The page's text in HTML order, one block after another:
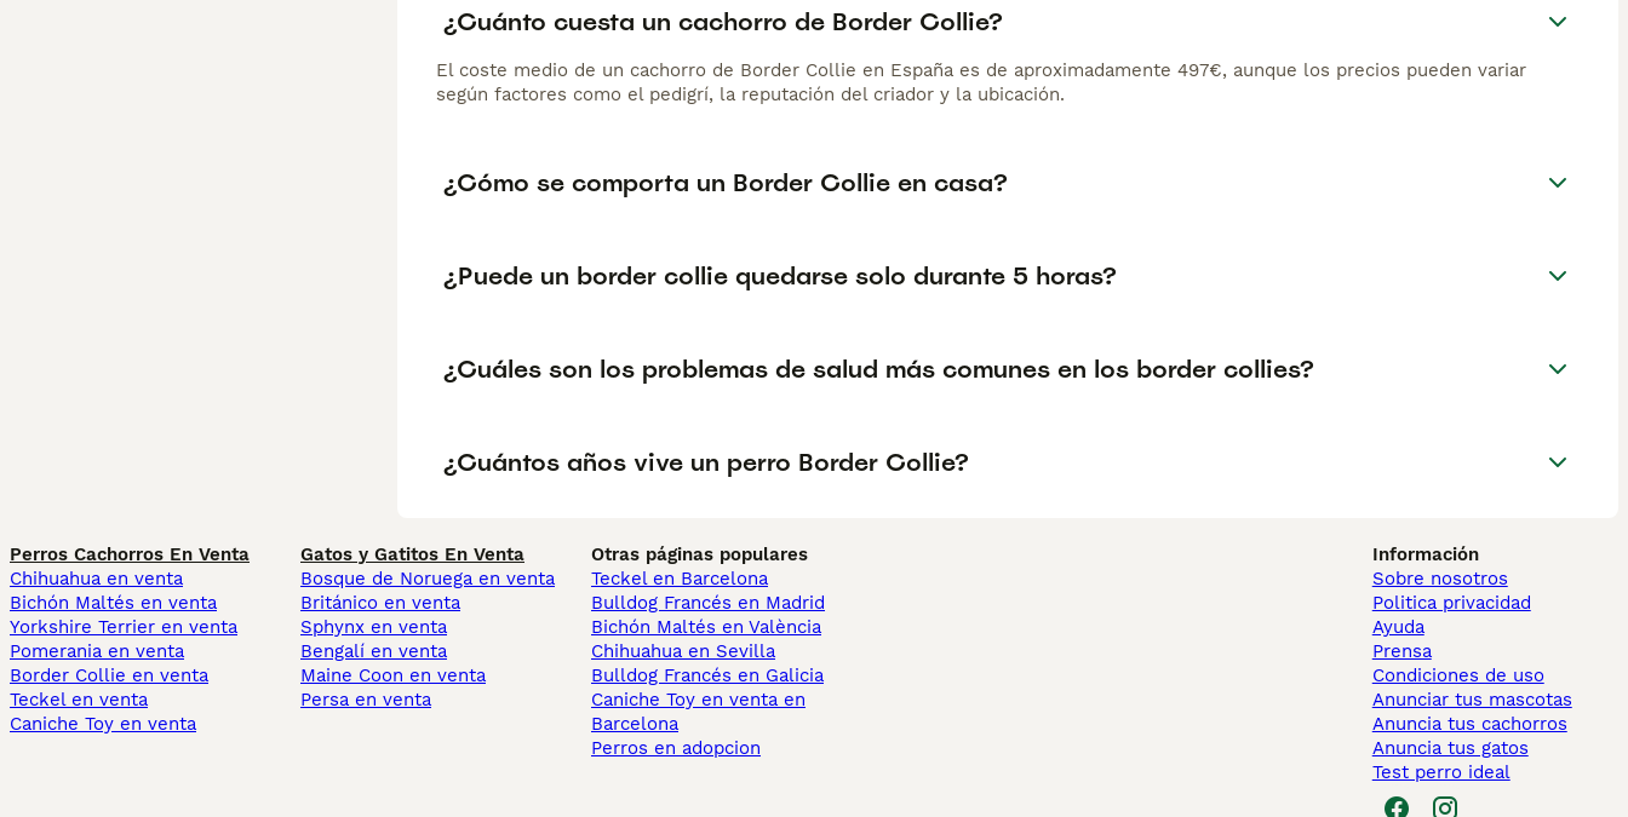
¿Cuánto cuesta un cachorro de Border Collie?
El coste medio de un cachorro de Border Collie en España es de aproximadamente 497€, aunque los precios pueden variar
según factores como el pedigrí, la reputación del criador y la ubicación.
¿Cómo se comporta un Border Collie en casa?
¿Puede un border collie quedarse solo durante 5 horas?
¿Cuáles son los problemas de salud más comunes en los border collies?
¿Cuántos años vive un perro Border Collie?
Perros Cachorros En Venta
Chihuahua en venta
Bichón Maltés en venta
Yorkshire Terrier en venta
Pomerania en venta
Border Collie en venta
Teckel en venta
Caniche Toy en venta
Gatos y Gatitos En Venta
Bosque de Noruega en venta
Británico en venta
Sphynx en venta
Bengalí en venta
Maine Coon en venta
Persa en venta
Otras páginas populares
Teckel en Barcelona
Bulldog Francés en Madrid
Bichón Maltés en València
Chihuahua en Sevilla
Bulldog Francés en Galicia
Caniche Toy en venta en
Barcelona
Perros en adopcion
Información
Sobre nosotros
Politica privacidad
Ayuda
Prensa
Condiciones de uso
Anunciar tus mascotas
Anuncia tus cachorros
Anuncia tus gatos
Test perro ideal